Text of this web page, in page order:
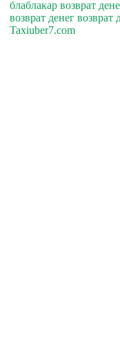
блаблакар возврат
возврат денег возврат
Taxiuber7.com